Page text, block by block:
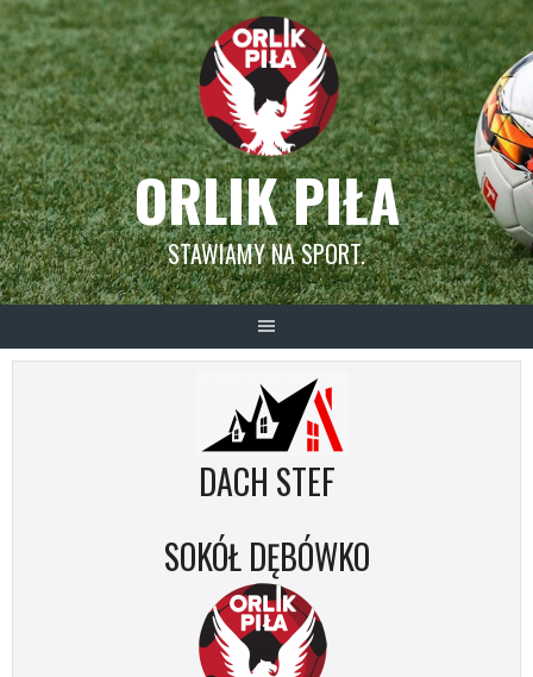
Skip
to
content
ORLIK PIŁA
STAWIAMY NA SPORT.
DACH STEF
SOKÓŁ DĘBÓWKO